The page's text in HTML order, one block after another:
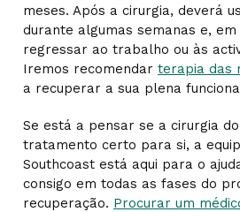
meses. Após a cirurgia, deverá
durante algumas semanas e,
regressar ao trabalho ou às
Iremos recomendar terapia das
a recuperar a sua plena
Se está a pensar se a cirurgia
tratamento certo para si, a
Southcoast está aqui para o
consigo em todas as fases do
recuperação. Procurar um